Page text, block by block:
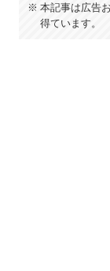
本記事は広告
得ています。